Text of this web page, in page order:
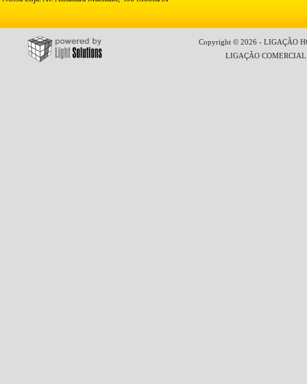
Copyright © 2026 - LIGAÇÃO
LIGAÇÃO